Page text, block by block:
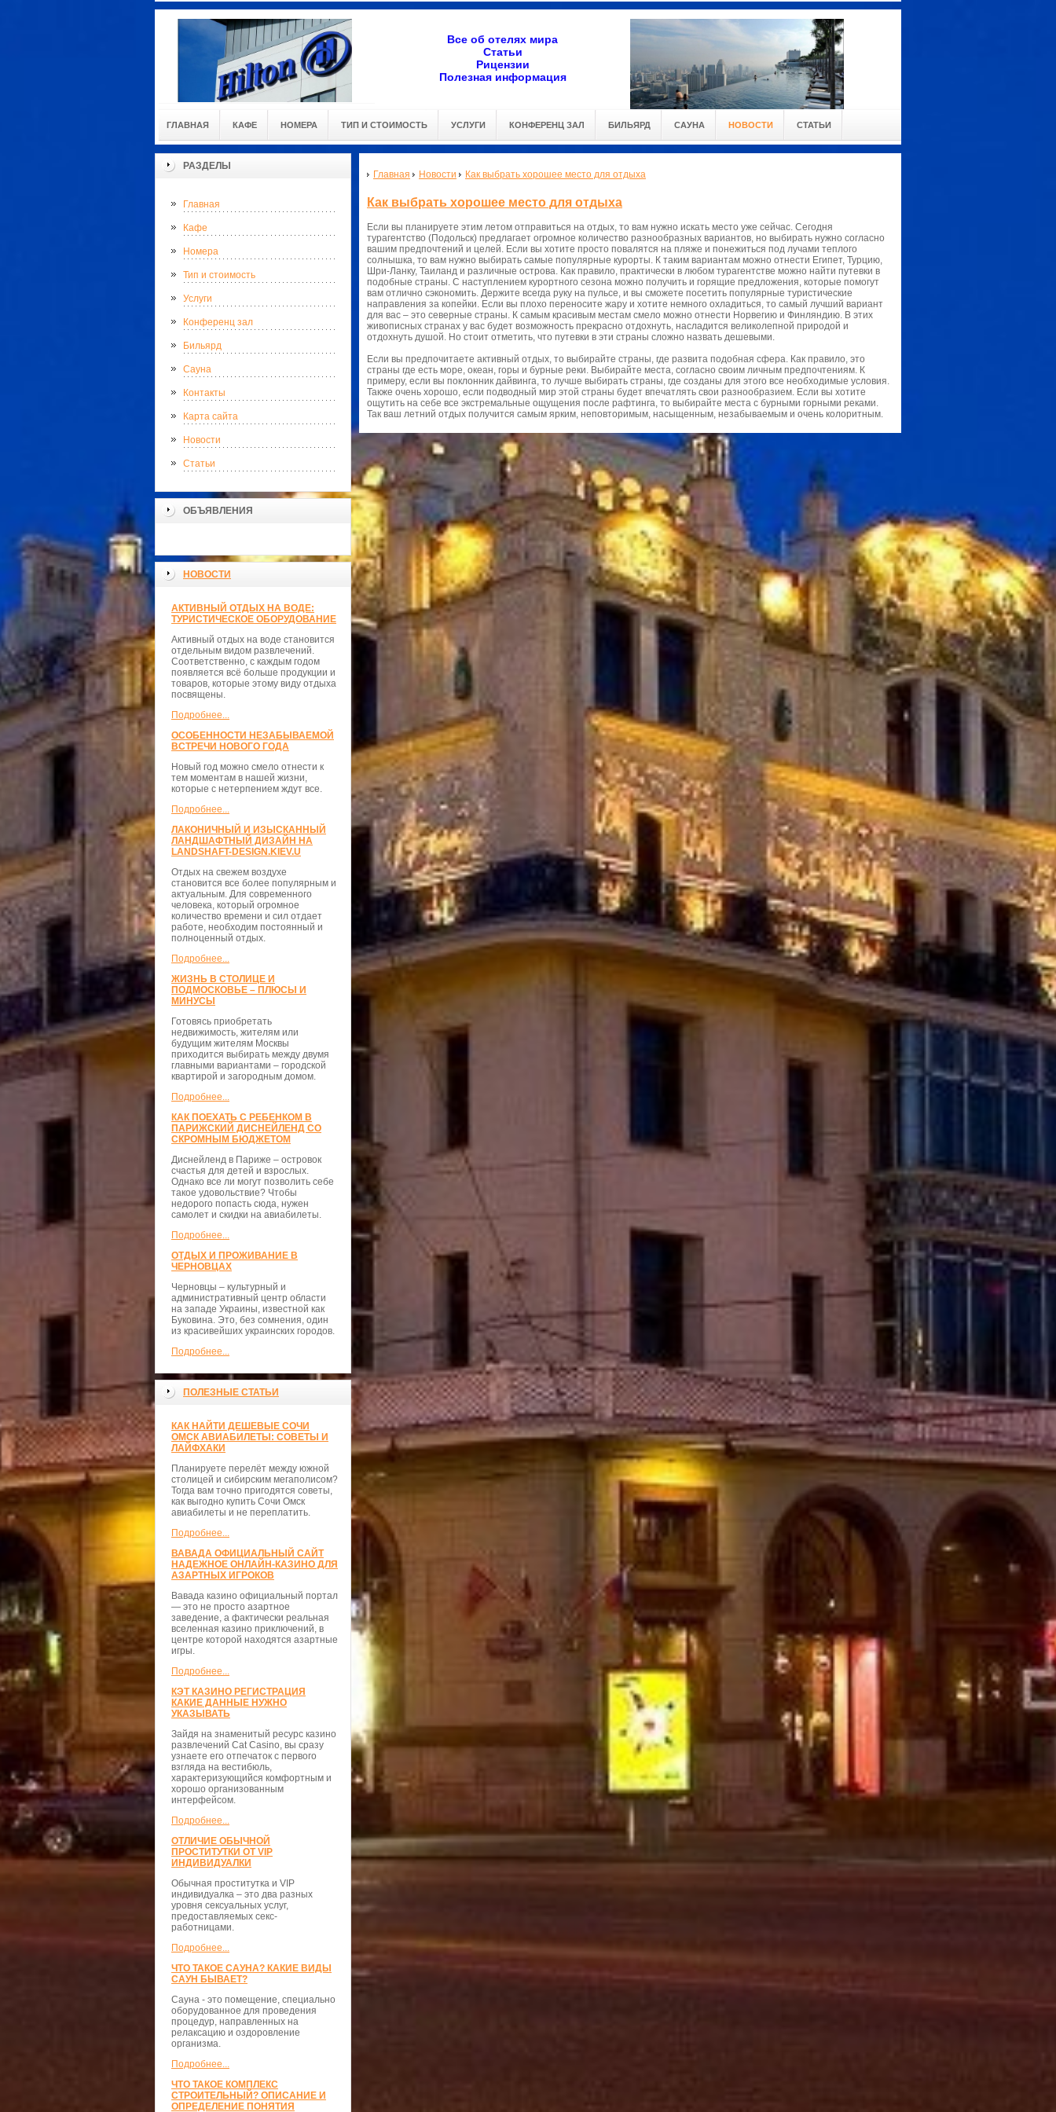
Все об отелях мира
Статьи
Рицензии
Полезная информация
ГЛАВНАЯ КАФЕ НОМЕРА ТИП И СТОИМОСТЬ УСЛУГИ КОНФЕРЕНЦ ЗАЛ БИЛЬЯРД САУНА НОВОСТИ СТАТЬИ
РАЗДЕЛЫ
Главная
Кафе
Номера
Тип и стоимость
Услуги
Конференц зал
Бильярд
Сауна
Контакты
Карта сайта
Новости
Статьи
ОБЪЯВЛЕНИЯ
НОВОСТИ
АКТИВНЫЙ ОТДЫХ НА ВОДЕ:
ТУРИСТИЧЕСКОЕ ОБОРУДОВАНИЕ
Активный отдых на воде становится
отдельным видом развлечений.
Соответственно, с каждым годом
появляется всё больше продукции и
товаров, которые этому виду отдыха
посвящены.
Подробнее...
ОСОБЕННОСТИ НЕЗАБЫВАЕМОЙ
ВСТРЕЧИ НОВОГО ГОДА
Новый год можно смело отнести к
тем моментам в нашей жизни,
которые с нетерпением ждут все.
Подробнее...
ЛАКОНИЧНЫЙ И ИЗЫСКАННЫЙ
ЛАНДШАФТНЫЙ ДИЗАЙН НА
LANDSHAFT-DESIGN.KIEV.U
Отдых на свежем воздухе
становится все более популярным и
актуальным. Для современного
человека, который огромное
количество времени и сил отдает
работе, необходим постоянный и
полноценный отдых.
Подробнее...
ЖИЗНЬ В СТОЛИЦЕ И
ПОДМОСКОВЬЕ – ПЛЮСЫ И
МИНУСЫ
Готовясь приобретать
недвижимость, жителям или
будущим жителям Москвы
приходится выбирать между двумя
главными вариантами – городской
квартирой и загородным домом.
Подробнее...
КАК ПОЕХАТЬ С РЕБЕНКОМ В
ПАРИЖСКИЙ ДИСНЕЙЛЕНД СО
СКРОМНЫМ БЮДЖЕТОМ
Диснейленд в Париже – островок
счастья для детей и взрослых.
Однако все ли могут позволить себе
такое удовольствие? Чтобы
недорого попасть сюда, нужен
самолет и скидки на авиабилеты.
Подробнее...
ОТДЫХ И ПРОЖИВАНИЕ В
ЧЕРНОВЦАХ
Черновцы – культурный и
административный центр области
на западе Украины, известной как
Буковина. Это, без сомнения, один
из красивейших украинских городов.
Подробнее...
ПОЛЕЗНЫЕ СТАТЬИ
КАК НАЙТИ ДЕШЕВЫЕ СОЧИ
ОМСК АВИАБИЛЕТЫ: СОВЕТЫ И
ЛАЙФХАКИ
Планируете перелёт между южной
столицей и сибирским мегаполисом?
Тогда вам точно пригодятся советы,
как выгодно купить Сочи Омск
авиабилеты и не переплатить.
Подробнее...
ВАВАДА ОФИЦИАЛЬНЫЙ САЙТ
НАДЕЖНОЕ ОНЛАЙН-КАЗИНО ДЛЯ
АЗАРТНЫХ ИГРОКОВ
Вавада казино официальный портал
— это не просто азартное
заведение, а фактически реальная
вселенная казино приключений, в
центре которой находятся азартные
игры.
Подробнее...
КЭТ КАЗИНО РЕГИСТРАЦИЯ
КАКИЕ ДАННЫЕ НУЖНО
УКАЗЫВАТЬ
Зайдя на знаменитый ресурс казино
развлечений Cat Casino, вы сразу
узнаете его отпечаток с первого
взгляда на вестибюль,
характеризующийся комфортным и
хорошо организованным
интерфейсом.
Подробнее...
ОТЛИЧИЕ ОБЫЧНОЙ
ПРОСТИТУТКИ ОТ VIP
ИНДИВИДУАЛКИ
Обычная проститутка и VIP
индивидуалка – это два разных
уровня сексуальных услуг,
предоставляемых секс-
работницами.
Подробнее...
ЧТО ТАКОЕ САУНА? КАКИЕ ВИДЫ
САУН БЫВАЕТ?
Сауна - это помещение, специально
оборудованное для проведения
процедур, направленных на
релаксацию и оздоровление
организма.
Подробнее...
ЧТО ТАКОЕ КОМПЛЕКС
СТРОИТЕЛЬНЫЙ? ОПИСАНИЕ И
ОПРЕДЕЛЕНИЕ ПОНЯТИЯ
Главная Новости Как выбрать хорошее место для отдыха
Как выбрать хорошее место для отдыха
Если вы планируете этим летом отправиться на отдых, то вам нужно искать место уже сейчас. Сегодня
турагентство (Подольск) предлагает огромное количество разнообразных вариантов, но выбирать нужно согласно
вашим предпочтений и целей. Если вы хотите просто повалятся на пляже и понежиться под лучами теплого
солнышка, то вам нужно выбирать самые популярные курорты. К таким вариантам можно отнести Египет, Турцию,
Шри-Ланку, Таиланд и различные острова. Как правило, практически в любом турагентстве можно найти путевки в
подобные страны. С наступлением курортного сезона можно получить и горящие предложения, которые помогут
вам отлично сэкономить. Держите всегда руку на пульсе, и вы сможете посетить популярные туристические
направления за копейки. Если вы плохо переносите жару и хотите немного охладиться, то самый лучший вариант
для вас – это северные страны. К самым красивым местам смело можно отнести Норвегию и Финляндию. В этих
живописных странах у вас будет возможность прекрасно отдохнуть, насладится великолепной природой и
отдохнуть душой. Но стоит отметить, что путевки в эти страны сложно назвать дешевыми.
Если вы предпочитаете активный отдых, то выбирайте страны, где развита подобная сфера. Как правило, это
страны где есть море, океан, горы и бурные реки. Выбирайте места, согласно своим личным предпочтениям. К
примеру, если вы поклонник дайвинга, то лучше выбирать страны, где созданы для этого все необходимые условия.
Также очень хорошо, если подводный мир этой страны будет впечатлять свои разнообразием. Если вы хотите
ощутить на себе все экстремальные ощущения после рафтинга, то выбирайте места с бурными горными реками.
Так ваш летний отдых получится самым ярким, неповторимым, насыщенным, незабываемым и очень колоритным.